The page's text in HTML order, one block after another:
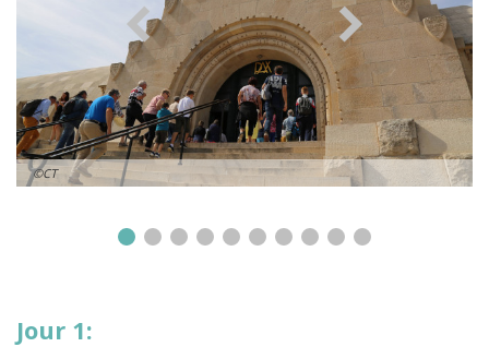
©CT
Jour 1: